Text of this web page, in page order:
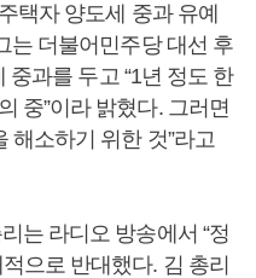
택자 양도세 중과 유예
는 더불어민주당 대선 후
중과를 두고 “1년 정도 한
중”이라 밝혔다. 그러면
해소하기 위한 것”라고
는 라디오 방송에서 “정
으로 반대했다. 김 총리